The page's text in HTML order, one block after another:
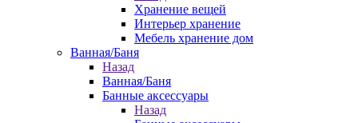
Хранение вещей
Интерьер хранение
Мебель хранение дом
Ванная/Баня
Назад
Ванная/Баня
Банные аксессуары
Назад